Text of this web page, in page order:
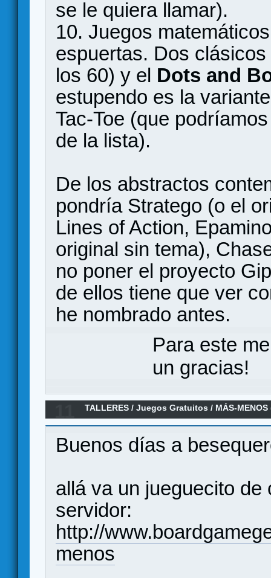
se le quiera llamar).
10. Juegos
espuertas. Dos
los 60) y el Dots and
estupendo es la
Tac-Toe (que
de la lista).
De los abstractos
pondría Stratego (o el
Lines of Action,
original sin tema),
no poner el proyecto
de ellos tiene que ver
he nombrado antes.
Para este
un gracias!
TALLERES /Juegos Gratuitos/ MÁS-
Buenos días a
allá va un jueguecito
servidor:
http://
menos